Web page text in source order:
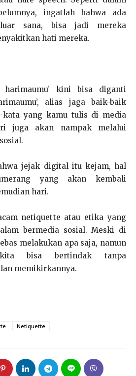
ingatlah bahwa ada
sana, bisa jadi mereka
hati mereka.
harimaumu’ kini bisa diganti
alias jaga baik-baik
kata yang kamu tulis di media
juga akan nampak melalui
jejak digital itu kejam, hal
yang akan kembali
hari.
netiquette atau etika yang
bermedia sosial. Meski di
melakukan apa saja, namun
bisa bertindak tanpa
memikirkannya.
Netiquette